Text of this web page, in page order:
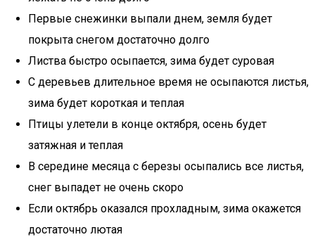
Первые снежинки выпали днем, земля будет
покрыта снегом достаточно долго
Листва быстро осыпается, зима будет суровая
С деревьев длительное время не осыпаются листья,
зима будет короткая и теплая
Птицы улетели в конце октября, осень будет
затяжная и теплая
В середине месяца с березы осыпались все листья,
снег выпадет не очень скоро
Если октябрь оказался прохладным, зима окажется
достаточно лютая